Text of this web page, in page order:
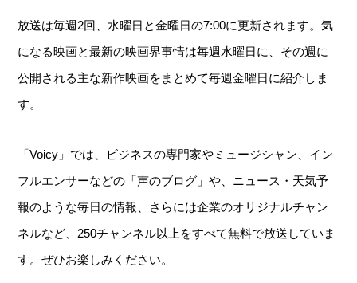
放送は毎週2回、水曜日と金曜日の7:00に更新されます。気
になる映画と最新の映画界事情は毎週水曜日に、その週に
公開される主な新作映画をまとめて毎週金曜日に紹介しま
す。
「Voicy」では、ビジネスの専門家やミュージシャン、イン
フルエンサーなどの「声のブログ」や、ニュース・天気予
報のような毎日の情報、さらには企業のオリジナルチャン
ネルなど、250チャンネル以上をすべて無料で放送していま
す。ぜひお楽しみください。